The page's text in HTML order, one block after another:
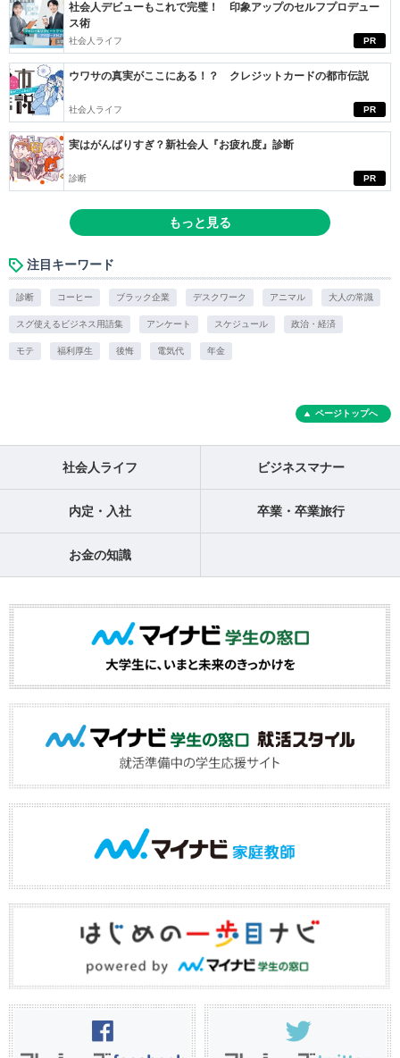
PR
社会人デビューもこれで完璧！ 印象アップのセルフプロデュー
ス術
社会人ライフ
PR
ウワサの真実がここにある！？ クレジットカードの都市伝説
社会人ライフ
PR
実はがんばりすぎ？新社会人『お疲れ度』診断
診断
もっと見る
注目キーワード
診断 コーヒー ブラック企業 デスクワーク アニマル 大人の常識
スグ使えるビジネス用語集 アンケート スケジュール 政治・経済
モテ 福利厚生 後悔 電気代 年金
ページトップへ
社会人ライフ ビジネスマナー
内定・入社 卒業・卒業旅行
お金の知識